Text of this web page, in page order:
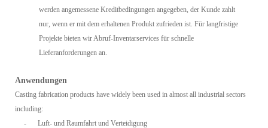
werden angemessene Kreditbedingungen angegeben, der Kunde zahlt
nur, wenn er mit dem erhaltenen Produkt zufrieden ist. Für langfristige
Projekte bieten wir Abruf-Inventarservices für schnelle
Lieferanforderungen an.
Anwendungen
Casting fabrication products have widely been used in almost all industrial sectors
including:
-
Luft- und Raumfahrt und Verteidigung